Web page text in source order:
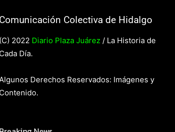
Comunicación Colectiva de Hidalgo
(C) 2022 Diario Plaza Juárez / La Historia de
Cada Día.
Derechos Reservados: Imágenes y
Contenido.